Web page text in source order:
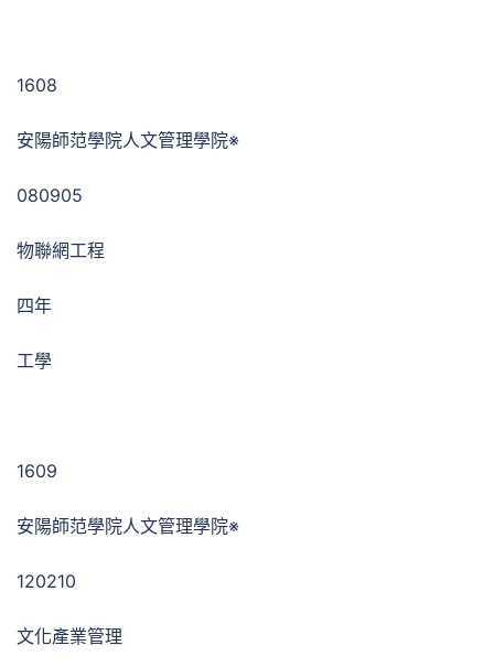
1608
安陽師范學院人文管理學院※
080905
物聯網工程
四年
工學
1609
安陽師范學院人文管理學院※
120210
文化產業管理